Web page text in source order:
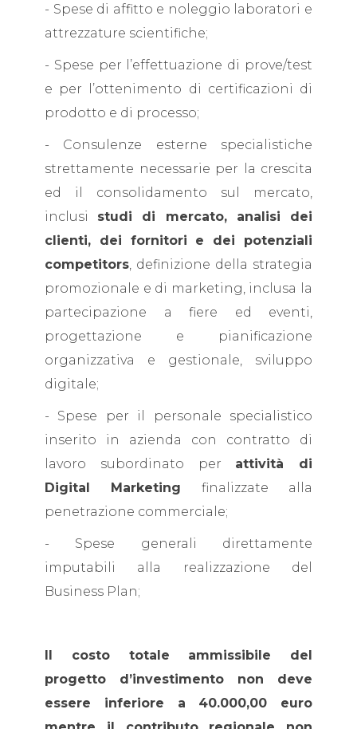
- Spese di affitto e noleggio laboratori e
attrezzature scientifiche;
- Spese per l’effettuazione di prove/test
e per l’ottenimento di certificazioni di
prodotto e di processo;
- Consulenze esterne specialistiche
strettamente necessarie per la crescita
ed il consolidamento sul mercato,
inclusi studi di mercato, analisi dei
clienti, dei fornitori e dei potenziali
competitors , definizione della strategia
promozionale e di marketing, inclusa la
partecipazione a fiere ed eventi,
progettazione e pianificazione
organizzativa e gestionale, sviluppo
digitale;
- Spese per il personale specialistico
inserito in azienda con contratto di
lavoro subordinato per attività di
Digital Marketing finalizzate alla
penetrazione commerciale;
- Spese generali direttamente
imputabili alla realizzazione del
Business Plan;
Il costo totale ammissibile del
progetto d’investimento non deve
essere inferiore a 40.000,00 euro